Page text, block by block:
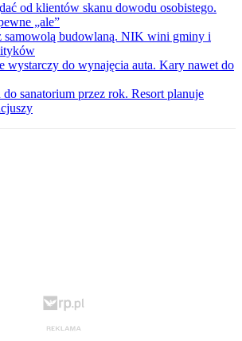
od klientów skanu dowodu osobistego.
„ale”
samowolą budowlaną. NIK wini gminy i
wystarczy do wynajęcia auta. Kary nawet do
sanatorium przez rok. Resort planuje